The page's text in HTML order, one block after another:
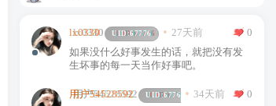
lx0330 UID:67776 27天前
0
如果没什么好事发生的话，就把没有发
生坏事的每一天当作好事吧。
用户54528592 UID:67766 34天前
0